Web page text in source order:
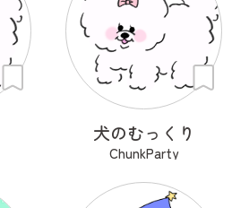
犬のむっくり
ChunkParty